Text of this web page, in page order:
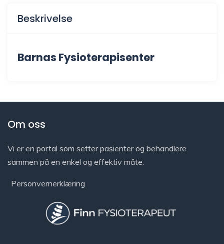
Beskrivelse
Barnas Fysioterapisenter
Om oss
Vi er en portal som setter pasienter og behandlere
sammen på en enkel og effektiv måte.
Personvernerklæring